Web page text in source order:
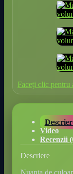
Faceți clic pentru
Video
Recenzii
Descriere